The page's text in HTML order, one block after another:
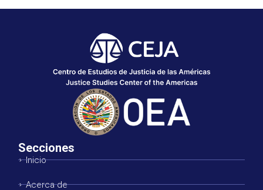
Secciones
Inicio
Acerca de